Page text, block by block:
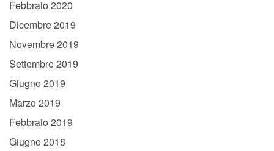
Febbraio 2020
Dicembre 2019
Novembre 2019
Settembre 2019
Giugno 2019
Marzo 2019
Febbraio 2019
Giugno 2018